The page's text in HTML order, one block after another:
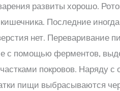
развиты хорошо.
Последние
нет. Переваривание
с помощью ферментов,
покровов. Наряду
пищи выбрасываются